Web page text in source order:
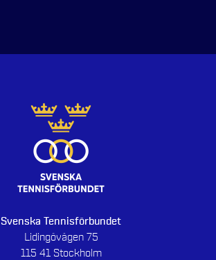
Svenska Tennisförbundet
Lidingövägen 75
115 41 Stockholm